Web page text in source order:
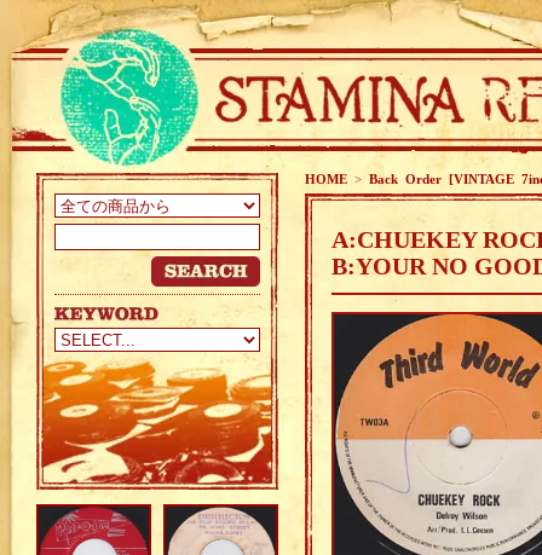
HOME > Back Order [VINTAGE
A:CHUEKEY
B:YOUR NO